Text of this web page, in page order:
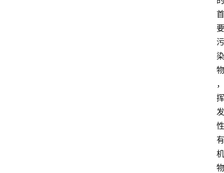
首
要
污
染
物
，
挥
发
性
有
机
物